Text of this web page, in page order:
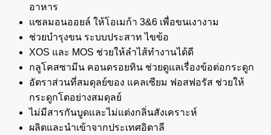
อาหาร
แซลมอนออยล์ ให้โอเมก้า 3&6 เพื่อขนเงางาม
ช่วยบำรุงขน ระบบประสาท ไขข้อ
XOS และ MOS ช่วยให้ลำไส้ทำงานได้ดี
กลูโคสซามีน คอนดรอยทิน ช่วยดูแลเรื่องข้อต่อกระดูก
อัตราส่วนที่สมดุลย์ของ แคลเซียม ฟอสฟอรัส ช่วยให้
กระดูกโตอย่างสมดุลย์
ไม่มีสารกันบูดและไม่แต่งกลิ่นสังเคราะห์
ผลิตและนำเข้าจากประเทศอิตาลี